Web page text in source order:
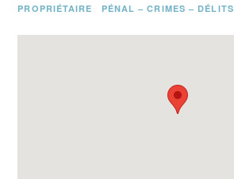
PROPRIÉTAIRE
PÉNAL – CRIMES – DÉLITS